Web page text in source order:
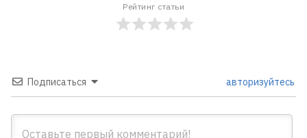
Рейтинг статьи
Подписаться авторизуйтесь